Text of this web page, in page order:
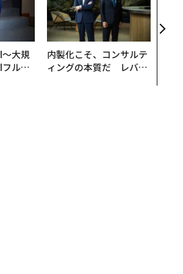
大規
ル実
内製化こそ、コンサルテ
ィングの本質だ レバレ